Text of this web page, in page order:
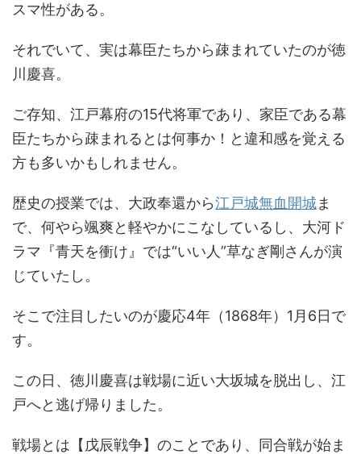
スマ性がある。
それでいて、実は幕臣たちから疎まれていたのが徳
川慶喜。
ご存知、江戸幕府の15代将軍であり、家臣である幕
臣たちから疎まれるとは何事か！と違和感を覚える
方も多いかもしれません。
歴史の授業では、大政奉還から江戸城無血開城ま
で、何やら颯爽と軽やかにこなしているし、大河ド
ラマ『青天を衝け』では“いい人”草なぎ剛さんが演
じていたし。
そこで注目したいのが慶応4年（1868年）1月6日で
す。
この日、徳川慶喜は戦場に近い大坂城を脱出し、江
戸へと逃げ帰りました。
戦場とは【戊辰戦争】のことであり、同合戦が始ま